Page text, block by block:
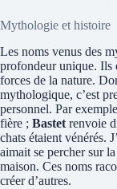
Mythologie et histoire
Les noms venus des
profondeur unique. Ils
forces de la nature.
mythologique, c’est
personnel. Par
fière ; Bastet renvoie
chats étaient vénérés.
aimait se percher sur
maison. Ces noms
créer d’autres.